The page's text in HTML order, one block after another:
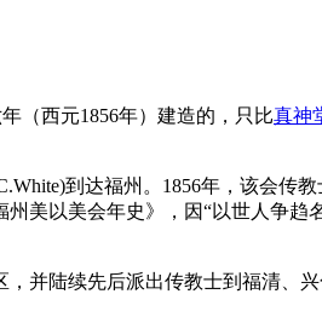
（西元1856年）建造的，只比真神
到达福州。1856年，该会传
美以美会年史》，因“以世人争趋
，并陆续先后派出传教士到福清、兴